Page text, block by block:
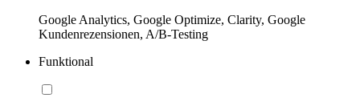
Google Analytics, Google Optimize, Clarity, Google
Kundenrezensionen, A/B-Testing
Funktional